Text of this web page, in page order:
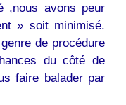
,nous avons peur
» soit minimisé.
de procédure
du côté de
faire balader par